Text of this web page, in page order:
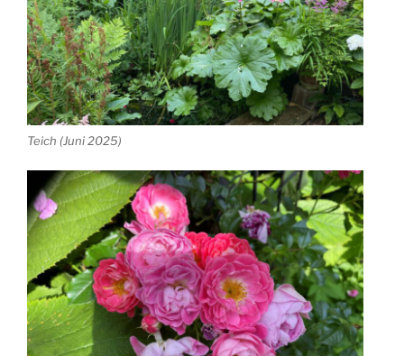
Teich (Juni 2025)